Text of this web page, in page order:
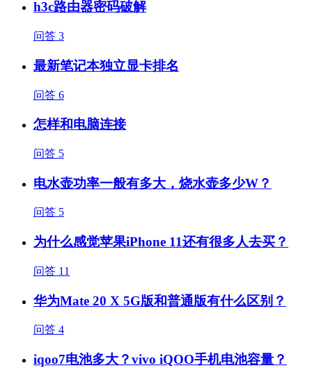
h3c路由器密码破解
问答 3
最新笔记本独立显卡排名
问答 6
怎样和电脑连接
问答 5
电水壶功率一般有多大，烧水壶多少W？
问答 5
为什么感觉苹果iPhone 11还有很多人去买？
问答 11
华为Mate 20 X 5G版和普通版有什么区别？
问答 4
iqoo7电池多大？vivo iQOO手机电池容量？